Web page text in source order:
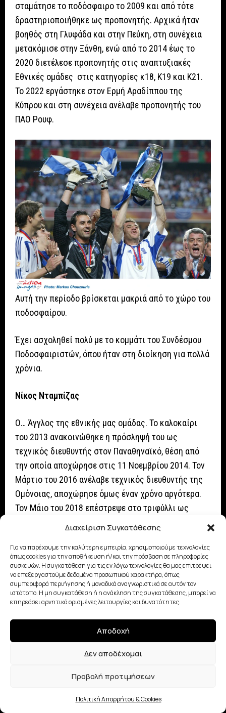
Διαχείριση Συγκατάθεσης
Για να παρέχουμε την καλύτερη εμπειρία, χρησιμοποιούμε τεχνολογίες
όπως cookies για την αποθήκευση ή/και την πρόσβαση σε πληροφορίες
συσκευών. Η συγκατάθεση για τις εν λόγω τεχνολογίες θα μας επιτρέψει
να επεξεργαστούμε δεδομένα προσωπικού χαρακτήρα, όπως
συμπεριφορά περιήγησης ή μοναδικά αναγνωριστικά σε αυτόν τον
ιστότοπο. Η μη συγκατάθεση ή η ανάκληση της συγκατάθεσης, μπορεί να
επηρεάσει αρνητικά ορισμένες λειτουργίες και δυνατότητες.
Αποδοχή
Δεν αποδέχομαι
Προβολή προτιμήσεων
Πολιτική Απορρήτου & Cookies
σταμάτησε το ποδόσφαιρο το 2009 και από τότε
δραστηριοποιήθηκε ως προπονητής. Αρχικά ήταν
βοηθός στη Γλυφάδα και στην Πεύκη, στη συνέχεια
μετακόμισε στην Ξάνθη, ενώ από το 2014 έως το
2020 διετέλεσε προπονητής στις αναπτυξιακές
Εθνικές ομάδες στις κατηγορίες κ18, Κ19 και Κ21.
Το 2022 εργάστηκε στον Ερμή Αραδίππου της
Κύπρου και στη συνέχεια ανέλαβε προπονητής του
ΠΑΟ Ρουφ.
Αυτή την περίοδο βρίσκεται μακριά από το χώρο του
ποδοσφαίρου.
Έχει ασχοληθεί πολύ με το κομμάτι του Συνδέσμου
Ποδοσφαιριστών, όπου ήταν στη διοίκηση για πολλά
χρόνια.
Νίκος Νταμπίζας
Ο… Άγγλος της εθνικής μας ομάδας. Το καλοκαίρι
του 2013 ανακοινώθηκε η πρόσληψή του ως
τεχνικός διευθυντής στον Παναθηναϊκό, θέση από
την οποία αποχώρησε στις 11 Νοεμβρίου 2014. Τον
Μάρτιο του 2016 ανέλαβε τεχνικός διευθυντής της
Ομόνοιας, αποχώρησε όμως έναν χρόνο αργότερα.
Τον Μάιο του 2018 επέστρεψε στο τριφύλλι ως
τεχνικός διευθυντής, όπου παρέμεινε ως το 2019.
Μετά από χρόνια μακριά από τα ποδοσφαιρικά
δρώμενα εδώ και λίγες εβδομάδες αποτελεί τον νέο
διευθυντή ποδοσφαίρου του ΟΦΗ.
Μιλήστε μαζί μας